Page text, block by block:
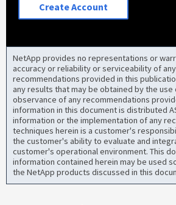
Create Account
NetApp provides no representations or
accuracy or reliability or serviceability of
recommendations provided in this
any results that may be obtained by the
observance of any recommendations
information in this document is distributed
information or the implementation of any
techniques herein is a customer's
the customer's ability to evaluate and
customer's operational environment. This
information contained herein may be used
the NetApp products discussed in this